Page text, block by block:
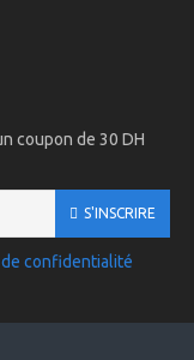
coupon de 30 DH
S'INSCRIRE
confidentialité